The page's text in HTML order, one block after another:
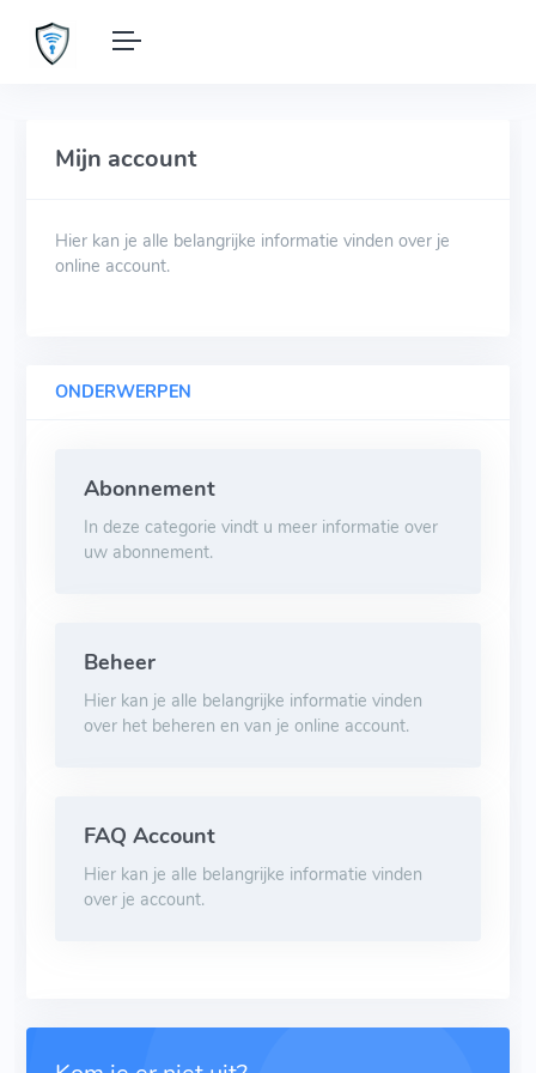
Mijn account
Hier kan je alle belangrijke informatie vinden over je
online account.
ONDERWERPEN
Abonnement
In deze categorie vindt u meer informatie over
uw abonnement.
Beheer
Hier kan je alle belangrijke informatie vinden
over het beheren en van je online account.
FAQ Account
Hier kan je alle belangrijke informatie vinden
over je account.